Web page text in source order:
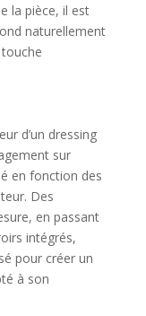
la pièce, il est
naturellement
d’un dressing
sur
en fonction des
Des
en passant
intégrés,
pour créer un
à son